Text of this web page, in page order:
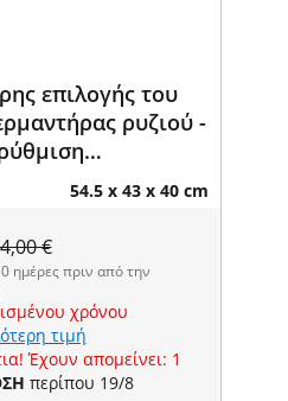
επιλογής του
ρυζιού -
- 80 °C - Royal
54.5 x 43 x 40 cm
€
ημέρες πριν από την
χρόνου
τιμή
Έχουν απομείνει: 1
περίπου 19/8